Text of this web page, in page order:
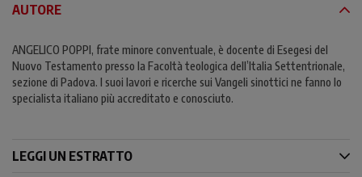
AUTORE
ANGELICO POPPI, frate minore conventuale, è docente di Esegesi del
Nuovo Testamento presso la Facoltà teologica dell’Italia Settentrionale,
sezione di Padova. I suoi lavori e ricerche sui Vangeli sinottici ne fanno lo
specialista italiano più accreditato e conosciuto.
LEGGI UN ESTRATTO